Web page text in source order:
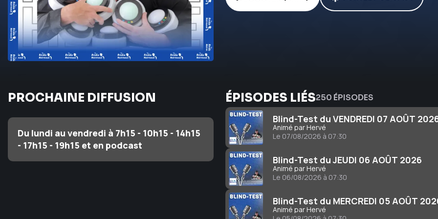
PROCHAINE DIFFUSION
Du lundi au vendredi à 7h15 - 10h15 - 14h15
- 17h15 - 19h15 et en podcast
ÉPISODES LIÉS250 ÉPISODES
Blind-Test du VENDREDI 07 AOÛT
Animé par Hervé
Le 07/08/2026 à 07:30
Blind-Test du JEUDI 06 AOÛT 2026
Animé par Hervé
Le 06/08/2026 à 07:30
Blind-Test du MERCREDI 05 AOÛT
Animé par Hervé